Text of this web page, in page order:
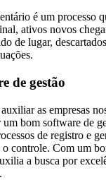
é um processo
ativos novos
de lugar,
de gestão
as empresas
bom software de
de registro e
controle. Com um
a busca por